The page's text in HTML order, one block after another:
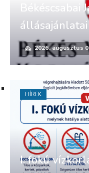
Békéscsabai
állásajánlatai
2026. augusztus
I. fokú
HÍREK